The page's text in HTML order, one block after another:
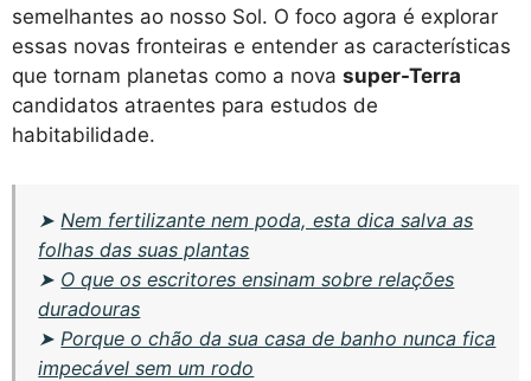
semelhantes ao nosso Sol. O foco agora é explorar
essas novas fronteiras e entender as características
que tornam planetas como a nova super-Terra
candidatos atraentes para estudos de
habitabilidade.
➤ Nem fertilizante nem poda, esta dica salva as
folhas das suas plantas
➤ O que os escritores ensinam sobre relações
duradouras
➤ Porque o chão da sua casa de banho nunca fica
impecável sem um rodo